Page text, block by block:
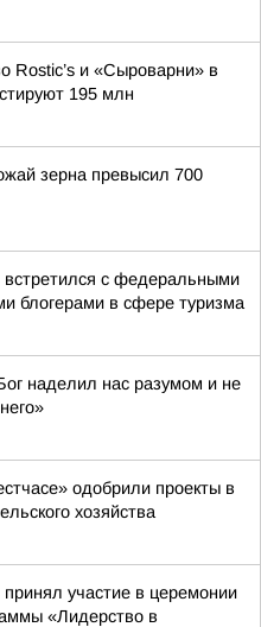
Rostic’s и «Сыроварни» в
195 млн
зерна превысил 700
с федеральными
блогерами в сфере туризма
наделил нас разумом и не
одобрили проекты в
хозяйства
участие в церемонии
«Лидерство в